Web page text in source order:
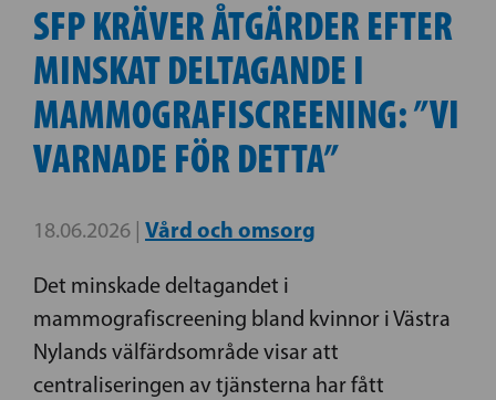
SFP KRÄVER ÅTGÄRDER EFTER
MINSKAT DELTAGANDE I
MAMMOGRAFISCREENING: ”VI
VARNADE FÖR DETTA”
18.06.2026 | Vård och omsorg
Det minskade deltagandet i
mammografiscreening bland kvinnor i Västra
Nylands välfärdsområde visar att
centraliseringen av tjänsterna har fått